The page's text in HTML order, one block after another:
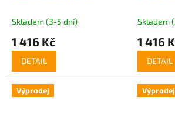
Skladem (3-5 dní)
1 416 Kč
DETAIL
Skladem
1 416
DETAIL
Výprodej Výprodej